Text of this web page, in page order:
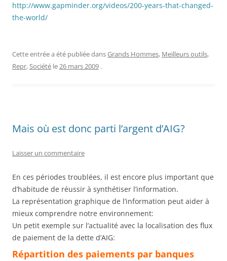
http://www.gapminder.org/videos/200-years-that-changed-
the-world/
Cette entrée a été publiée dansGrands Hommes, Meilleurs outils,
Repr,Société le26 mars 2009 .
Mais où est donc parti l’argent d’AIG?
Laisser un commentaire
En ces périodes troublées, il est encore plus important que
d’habitude de réussir à synthétiser l’information.
La représentation graphique de l’information peut aider à
mieux comprendre notre environnement:
Un petit exemple sur l’actualité avec la localisation des flux
de paiement de la dette d’AIG:
Répartition des paiements par banques